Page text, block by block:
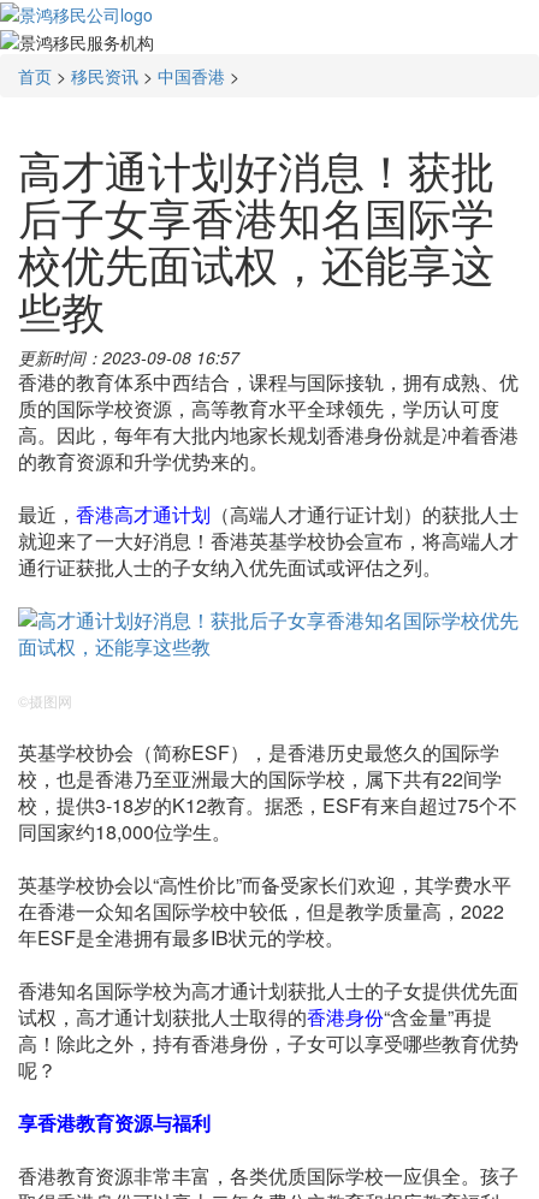
首页 > 移民资讯 > 中国香港 >
高才通计划好消息！获批
后子女享香港知名国际学
校优先面试权，还能享这
些教
更新时间：2023-09-08 16:57
香港的教育体系中西结合，课程与国际接轨，拥有成熟、优
质的国际学校资源，高等教育水平全球领先，学历认可度
高。因此，每年有大批内地家长规划香港身份就是冲着香港
的教育资源和升学优势来的。
最近， 香港高才通计划 （高端人才通行证计划）的获批人士
就迎来了一大好消息！香港英基学校协会宣布，将高端人才
通行证获批人士的子女纳入优先面试或评估之列。
©摄图网
英基学校协会（简称ESF），是香港历史最悠久的国际学
校，也是香港乃至亚洲最大的国际学校，属下共有22间学
校，提供3-18岁的K12教育。据悉，ESF有来自超过75个不
同国家约18,000位学生。
英基学校协会以“高性价比”而备受家长们欢迎，其学费水平
在香港一众知名国际学校中较低，但是教学质量高，2022
年ESF是全港拥有最多IB状元的学校。
香港知名国际学校为高才通计划获批人士的子女提供优先面
试权，高才通计划获批人士取得的香港身份“含金量”再提
高！除此之外，持有香港身份，子女可以享受哪些教育优势
呢？
享香港教育资源与福利
香港教育资源非常丰富，各类优质国际学校一应俱全。孩子